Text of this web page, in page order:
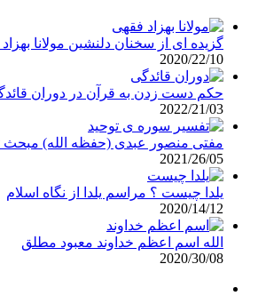
گزیده ای از سخنان دلنشین مولانا
2020/22/10
حکم دست زدن به قرآن در دوران
2022/21/03
مفتی منصور عبدی (حفظه الله) مبحث
2021/26/05
یلدا چیست ؟ مراسم یلدا از نگاه اسلام
2020/14/12
الله اسم اعظم خداوند معبود مطلق
2020/30/08